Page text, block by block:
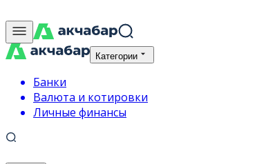
Категории
Банки
Валюта и котировки
Личные финансы